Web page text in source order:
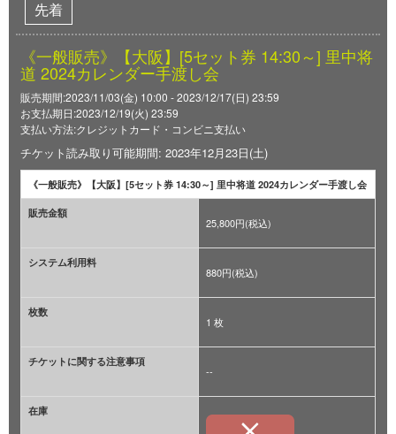
先着
《一般販売》【大阪】[5セット券 14:30～] 里中将
道 2024カレンダー手渡し会
販売期間:2023/11/03(金) 10:00 - 2023/12/17(日) 23:59
お支払期日:2023/12/19(火) 23:59
支払い方法:クレジットカード・コンビニ支払い
チケット読み取り可能期間: 2023年12月23日(土)
《一般販売》【大阪】[5セット券 14:30～] 里中将道 2024カレンダー手渡し会
販売金額
25,800円(税込)
システム利用料
880円(税込)
枚数
1 枚
チケットに関する注意事項
--
在庫